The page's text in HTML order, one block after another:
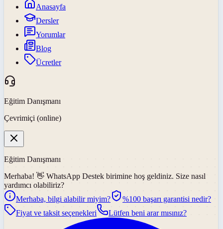
Anasayfa
Dersler
Yorumlar
Blog
Ücretler
Eğitim Danışmanı
Çevrimiçi (online)
Eğitim Danışmanı
Merhaba! 👋 WhatsApp Destek birimine hoş geldiniz. Size nasıl
yardımcı olabiliriz?
Merhaba, bilgi alabilir miyim?
%100 başarı garantisi nedir?
Fiyat ve taksit seçenekleri
Lütfen beni arar mısınız?